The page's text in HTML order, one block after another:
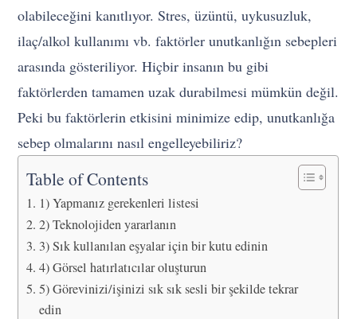
olabileceğini kanıtlıyor. Stres, üzüntü, uykusuzluk,
ilaç/alkol kullanımı vb. faktörler unutkanlığın sebepleri
arasında gösteriliyor. Hiçbir insanın bu gibi
faktörlerden tamamen uzak durabilmesi mümkün değil.
Peki bu faktörlerin etkisini minimize edip, unutkanlığa
sebep olmalarını nasıl engelleyebiliriz?
Table of Contents
1) Yapmanız gerekenleri listesi
2) Teknolojiden yararlanın
3) Sık kullanılan eşyalar için bir kutu edinin
4) Görsel hatırlatıcılar oluşturun
5) Görevinizi/işinizi sık sık sesli bir şekilde tekrar
edin